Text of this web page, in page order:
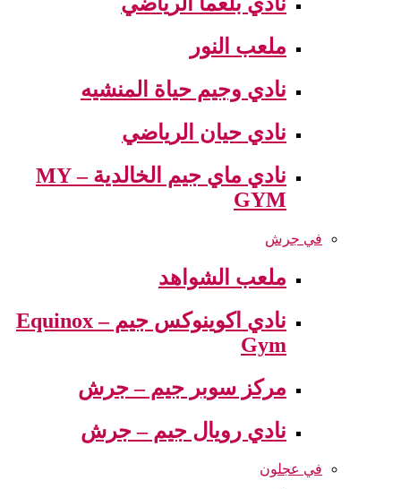
ملعب النور
نادي وجيم حياة المنشيه
نادي حيان الرياضي
نادي ماي جيم الخالدية – MY
GYM
في جرش
ملعب الشواهد
نادي اكوينوكس جيم – Equinox
Gym
مركز سوبر جيم – جرش
نادي رويال جيم – جرش
في عجلون